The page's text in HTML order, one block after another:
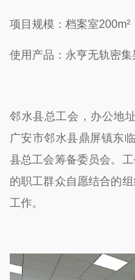
项目规模：档案室200m²
使用产品：永亨无轨密集
邻水县总工会，办公地
广安市邻水县鼎屏镇东
县总工会筹备委员会。
的职工群众自愿结合的
工作。